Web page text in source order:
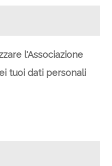
l'Associazione
tuoi dati personali